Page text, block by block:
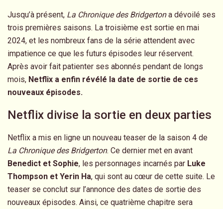
Jusqu’à présent, La Chronique des Bridgertona dévoilé ses
trois premières saisons. La troisième est sortie en mai
2024, et les nombreux fans de la série attendent avec
impatience ce que les futurs épisodes leur réservent.
Après avoir fait patienter ses abonnés pendant de longs
mois, Netflix a enfin révélé la date de sortie de ces
nouveaux épisodes.
Netflix divise la sortie en deux parties
Netflix a mis en ligne un nouveau teaser de la saison 4 de
La Chronique des Bridgerton. Ce dernier met en avant
Benedict et Sophie, les personnages incarnés par Luke
Thompson et Yerin Ha, qui sont au cœur de cette suite. Le
teaser se conclut sur l’annonce des dates de sortie des
nouveaux épisodes. Ainsi, ce quatrième chapitre sera